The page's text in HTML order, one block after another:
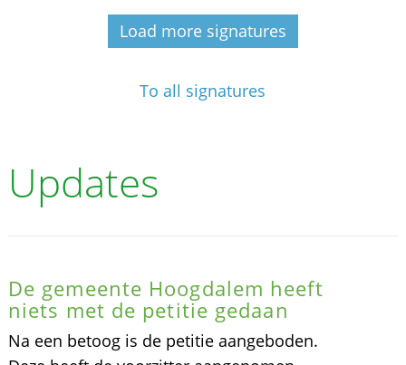
Load more signatures
To all signatures
Updates
De gemeente Hoogdalem heeft
niets met de petitie gedaan
Na een betoog is de petitie aangeboden.